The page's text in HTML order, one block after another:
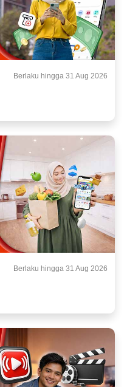
Berlaku hingga 31 Aug 2026
Berlaku hingga 31 Aug 2026